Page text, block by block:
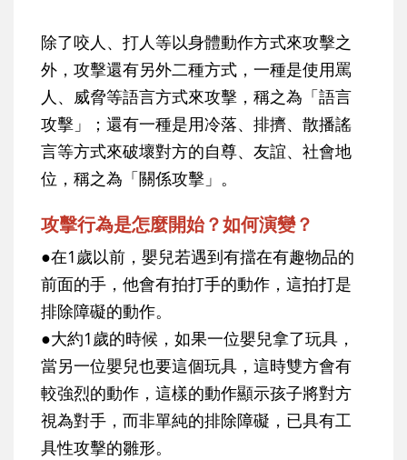
除了咬人、打人等以身體動作方式來攻擊之
外，攻擊還有另外二種方式，一種是使用罵
人、威脅等語言方式來攻擊，稱之為「語言
攻擊」；還有一種是用冷落、排擠、散播謠
言等方式來破壞對方的自尊、友誼、社會地
位，稱之為「關係攻擊」。
攻擊行為是怎麼開始？如何演變？
●在1歲以前，嬰兒若遇到有擋在有趣物品的
前面的手，他會有拍打手的動作，這拍打是
排除障礙的動作。
●大約1歲的時候，如果一位嬰兒拿了玩具，
當另一位嬰兒也要這個玩具，這時雙方會有
較強烈的動作，這樣的動作顯示孩子將對方
視為對手，而非單純的排除障礙，已具有工
具性攻擊的雛形。